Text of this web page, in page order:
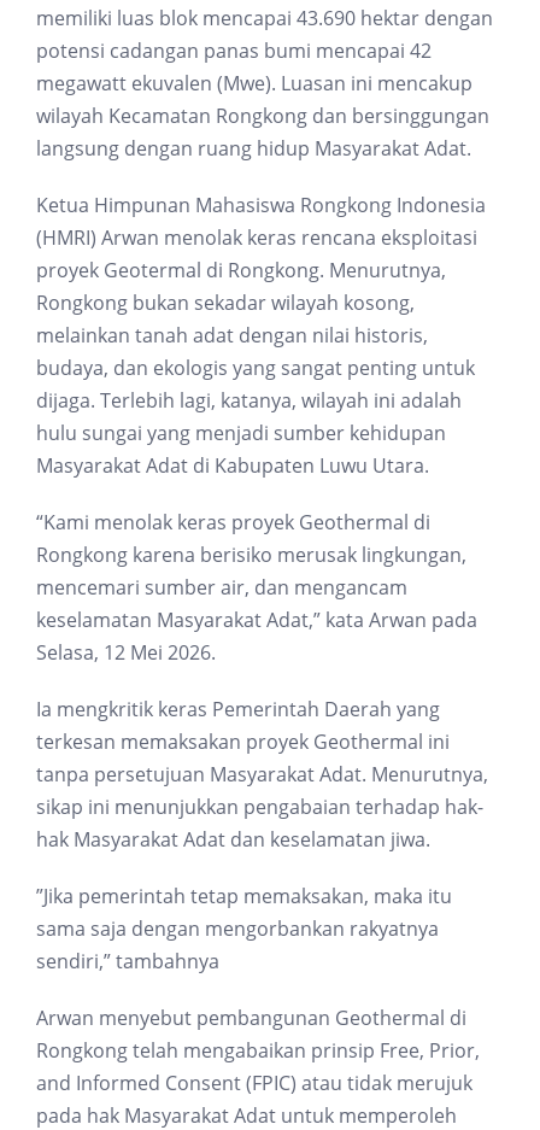
memiliki luas blok mencapai 43.690 hektar dengan
potensi cadangan panas bumi mencapai 42
megawatt ekuvalen (Mwe). Luasan ini mencakup
wilayah Kecamatan Rongkong dan bersinggungan
langsung dengan ruang hidup Masyarakat Adat.
Ketua Himpunan Mahasiswa Rongkong Indonesia
(HMRI) Arwan menolak keras rencana eksploitasi
proyek Geotermal di Rongkong. Menurutnya,
Rongkong bukan sekadar wilayah kosong,
melainkan tanah adat dengan nilai historis,
budaya, dan ekologis yang sangat penting untuk
dijaga. Terlebih lagi, katanya, wilayah ini adalah
hulu sungai yang menjadi sumber kehidupan
Masyarakat Adat di Kabupaten Luwu Utara.
“Kami menolak keras proyek Geothermal di
Rongkong karena berisiko merusak lingkungan,
mencemari sumber air, dan mengancam
keselamatan Masyarakat Adat,” kata Arwan pada
Selasa, 12 Mei 2026.
Ia mengkritik keras Pemerintah Daerah yang
terkesan memaksakan proyek Geothermal ini
tanpa persetujuan Masyarakat Adat. Menurutnya,
sikap ini menunjukkan pengabaian terhadap hak-
hak Masyarakat Adat dan keselamatan jiwa.
”Jika pemerintah tetap memaksakan, maka itu
sama saja dengan mengorbankan rakyatnya
sendiri,” tambahnya
Arwan menyebut pembangunan Geothermal di
Rongkong telah mengabaikan prinsip Free, Prior,
and Informed Consent (FPIC) atau tidak merujuk
pada hak Masyarakat Adat untuk memperoleh